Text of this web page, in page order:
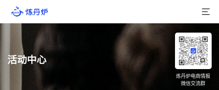
产品介绍
活动中心
炼丹炉电商情报
微信交流群